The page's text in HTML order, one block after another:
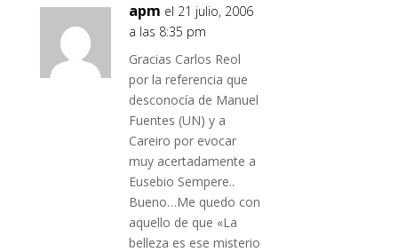
apm el 21 julio, 2006
a las 8:35 pm
Gracias Carlos Reol
por la referencia que
desconocía de Manuel
Fuentes (UN) y a
Careiro por evocar
muy acertadamente a
Eusebio Sempere..
Bueno…Me quedo con
aquello de que «La
belleza es ese misterio